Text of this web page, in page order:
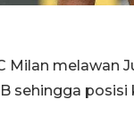
Milan
sehingga